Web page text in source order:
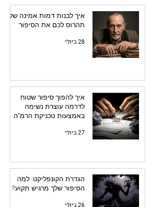
איך לבנות דמות אמינה שלא
תהרוס לכם את הסיפור
28 ביולי
איך להפוך סיפור שטוח
לדרמה עוצרת נשימה
באמצעות טכניקת הרמ"ה
27 ביולי
הגדרת הקונפליקט: למה
הסיפור שלך מרגיש תקוע?